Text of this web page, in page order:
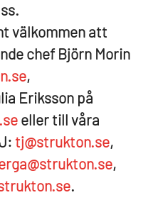
välkommen att
chef Björn Morin
,
Eriksson på
eller till våra
tj@strukton.se,
,
.